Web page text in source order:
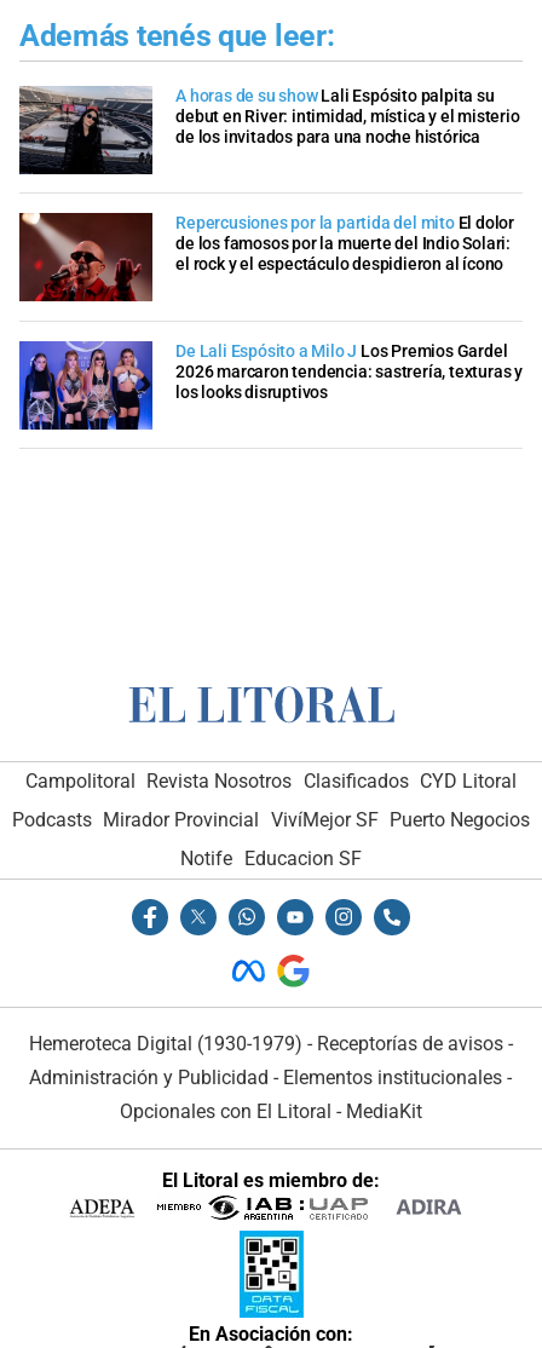
Además tenés que leer:
A horas de su show Lali Espósito palpita su
debut en River: intimidad, mística y el misterio
de los invitados para una noche histórica
Repercusiones por la partida del mito El dolor
de los famosos por la muerte del Indio Solari:
el rock y el espectáculo despidieron al ícono
De Lali Espósito a Milo J Los Premios Gardel
2026 marcaron tendencia: sastrería, texturas y
los looks disruptivos
Campolitoral Revista Nosotros Clasificados CYD Litoral
Podcasts Mirador Provincial VivíMejor SF Puerto Negocios
Notife Educacion SF
Hemeroteca Digital (1930-1979) - Receptorías de avisos -
Administración y Publicidad - Elementos institucionales -
Opcionales con El Litoral - MediaKit
El Litoral es miembro de:
En Asociación con: